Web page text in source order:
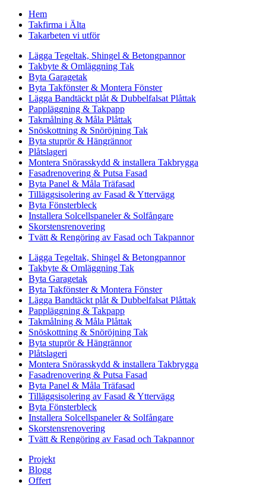
Hem
Takfirma i Älta
Takarbeten vi utför
Lägga Tegeltak, Shingel & Betongpannor
Takbyte & Omläggning Tak
Byta Garagetak
Byta Takfönster & Montera Fönster
Lägga Bandtäckt plåt & Dubbelfalsat Plåttak
Pappläggning & Takpapp
Takmålning & Måla Plåttak
Snöskottning & Snöröjning Tak
Byta stuprör & Hängrännor
Plåtslageri
Montera Snörasskydd & installera Takbrygga
Fasadrenovering & Putsa Fasad
Byta Panel & Måla Träfasad
Tilläggsisolering av Fasad & Yttervägg
Byta Fönsterbleck
Installera Solcellspaneler & Solfångare
Skorstensrenovering
Tvätt & Rengöring av Fasad och Takpannor
Lägga Tegeltak, Shingel & Betongpannor
Takbyte & Omläggning Tak
Byta Garagetak
Byta Takfönster & Montera Fönster
Lägga Bandtäckt plåt & Dubbelfalsat Plåttak
Pappläggning & Takpapp
Takmålning & Måla Plåttak
Snöskottning & Snöröjning Tak
Byta stuprör & Hängrännor
Plåtslageri
Montera Snörasskydd & installera Takbrygga
Fasadrenovering & Putsa Fasad
Byta Panel & Måla Träfasad
Tilläggsisolering av Fasad & Yttervägg
Byta Fönsterbleck
Installera Solcellspaneler & Solfångare
Skorstensrenovering
Tvätt & Rengöring av Fasad och Takpannor
Projekt
Blogg
Offert